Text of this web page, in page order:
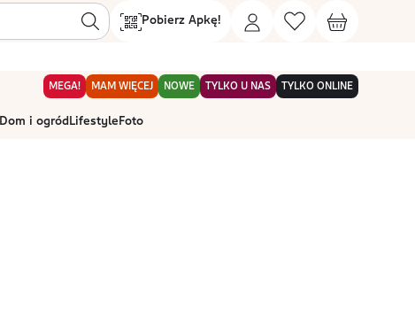
Pobierz Apkę!
MEGA! MAM WIĘCEJ NOWE TYLKO U NAS TYLKO ONLINE
Dom i ogród Lifestyle Foto